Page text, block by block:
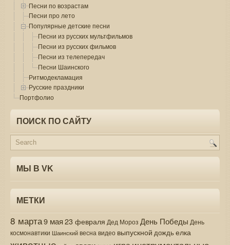
Песни по возрастам
Песни про лето
Популярные детские песни
Песни из русских мультфильмов
Песни из русских фильмов
Песни из телепередач
Песни Шаинского
Ритмодекламация
Русские праздники
Портфолио
ПОИСК ПО САЙТУ
МЫ В VK
МЕТКИ
8 марта9 мая 23 февраля Дед Мороз День Победы День
космонавтики Шаинскийвесна видео выпускной дождь елка